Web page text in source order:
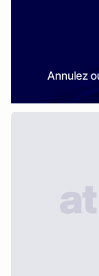
Annulez